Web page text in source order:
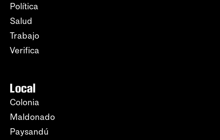
Política
Salud
Trabajo
Verifica
Local
Colonia
Maldonado
Paysandú